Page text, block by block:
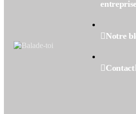
Notre
Contact